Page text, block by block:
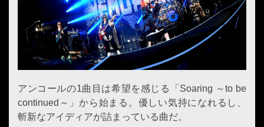
アンコールの1曲目は希望を感じる「Soaring ～to be
continued～」から始まる。優しい気持になれるし、
斬新なアイディアが詰まっている曲だ。